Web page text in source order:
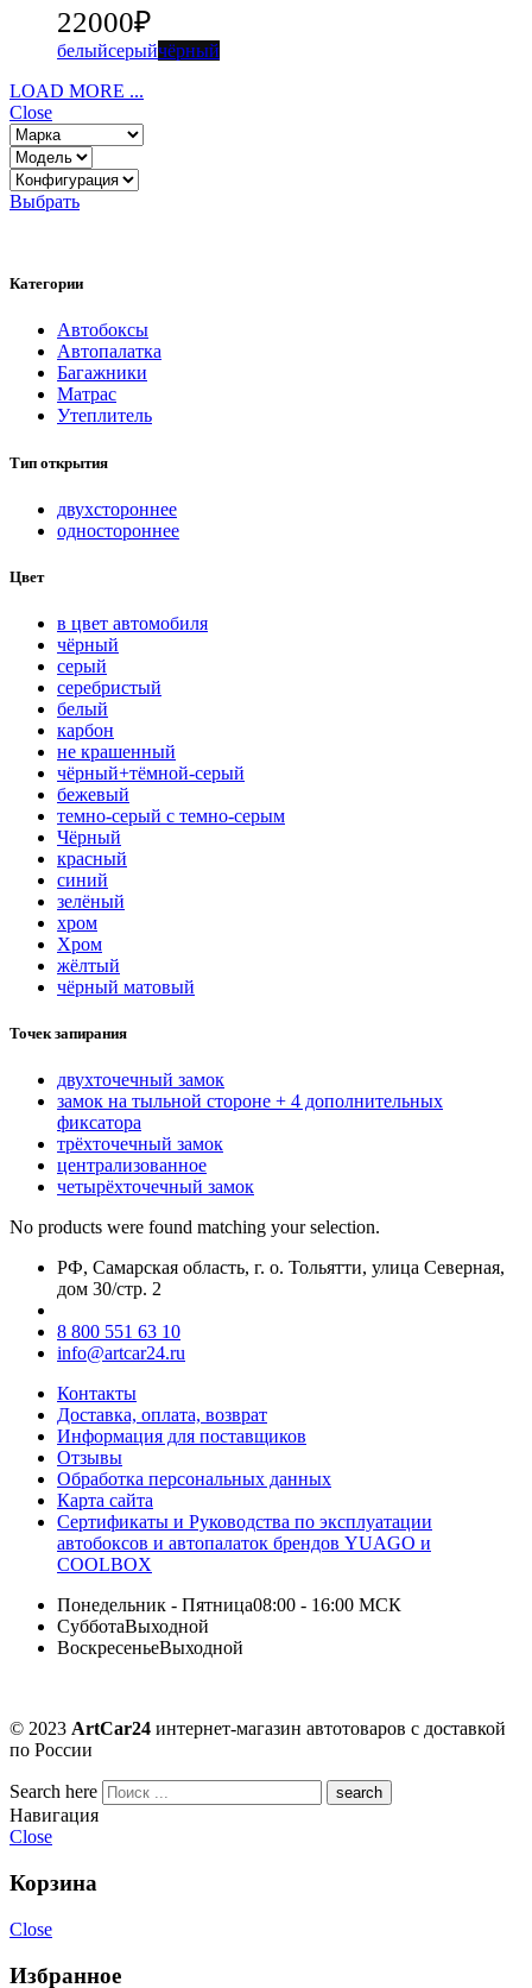
22000₽
белыйсерыйчёрный
LOAD MORE ...
Close
Выбрать
Категории
Автобоксы
Автопалатка
Багажники
Матрас
Утеплитель
Тип открытия
двухстороннее
одностороннее
Цвет
в цвет автомобиля
чёрный
серый
серебристый
белый
карбон
нe кpaшeнный
чёрный+тёмной-серый
бежевый
темно-серый с темно-серым
Чёрный
красный
синий
зелёный
хром
Хром
жёлтый
чёрный матовый
Точек запирания
двухточечный замок
замок на тыльной стороне + 4 дополнительных
фиксатора
трёхточечный замок
централизованное
четырёхточечный замок
No products were found matching your selection.
РФ, Самарская область, г. о. Тольятти, улица Северная,
дом 30/стр. 2
8 800 551 63 10
info@artcar24.ru
Контакты
Доставка, оплата, возврат
Информация для поставщиков
Отзывы
Обработка персональных данных
Карта сайта
Сертификаты и Руководства по эксплуатации
автобоксов и автопалаток брендов YUAGO и
COOLBOX
Понедельник - Пятница08:00 - 16:00 МСК
СубботаВыходной
ВоскресеньеВыходной
© 2023 ArtCar24 интернет-магазин автотоваров с доставкой
по России
Search here
Навигация
Close
Корзина
Close
Избранное